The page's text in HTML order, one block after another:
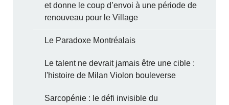
et donne le coup d’envoi à une période de
renouveau pour le Village
Le Paradoxe Montréalais
Le talent ne devrait jamais être une cible :
l'histoire de Milan Violon bouleverse
Sarcopénie : le défi invisible du